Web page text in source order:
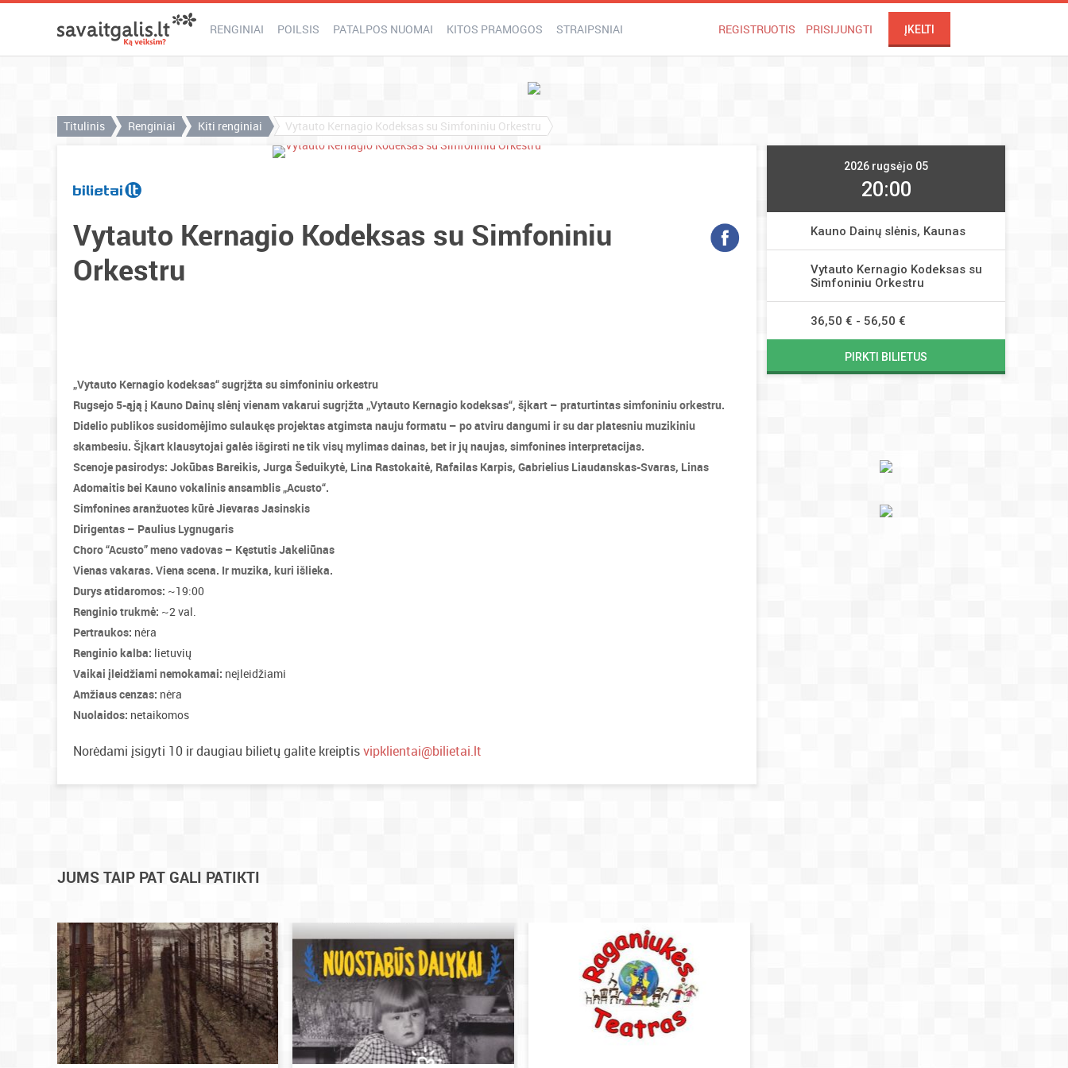
RENGINIAI POILSIS PATALPOS NUOMAI KITOS PRAMOGOS STRAIPSNIAI REGISTRUOTIS PRISIJUNGTI ĮKELTI
Titulinis Renginiai Kiti renginiai Vytauto Kernagio Kodeksas su Simfoniniu Orkestru
Vytauto Kernagio Kodeksas su Simfoniniu
Orkestru
„Vytauto Kernagio kodeksas“ sugrįžta su simfoniniu orkestru
Rugsejo 5-ąją į Kauno Dainų slėnį vienam vakarui sugrįžta „Vytauto Kernagio kodeksas“, šįkart – praturtintas simfoniniu orkestru.
Didelio publikos susidomėjimo sulaukęs projektas atgimsta nauju formatu – po atviru dangumi ir su dar platesniu muzikiniu
skambesiu. Šįkart klausytojai galės išgirsti ne tik visų mylimas dainas, bet ir jų naujas, simfonines interpretacijas.
Scenoje pasirodys: Jokūbas Bareikis, Jurga Šeduikytė, Lina Rastokaitė, Rafailas Karpis, Gabrielius Liaudanskas-Svaras, Linas
Adomaitis bei Kauno vokalinis ansamblis „Acusto“.
Simfonines aranžuotes kūrė Jievaras Jasinskis
Dirigentas – Paulius Lygnugaris
Choro “Acusto” meno vadovas – Kęstutis Jakeliūnas
Vienas vakaras. Viena scena. Ir muzika, kuri išlieka.
Durys atidaromos: ~19:00
Renginio trukmė: ~2 val.
Pertraukos: nėra
Renginio kalba: lietuvių
Vaikai įleidžiami nemokamai: neįleidžiami
Amžiaus cenzas: nėra
Nuolaidos: netaikomos
Norėdami įsigyti 10 ir daugiau bilietų galite kreiptisvipklientai@bilietai.lt
JUMS TAIP PAT GALI PATIKTI
2026 rugsėjo 05
20:00
Kauno Dainų slėnis, Kaunas
Vytauto Kernagio Kodeksas su
Simfoniniu Orkestru
36,50 € - 56,50 €
PIRKTI BILIETUS